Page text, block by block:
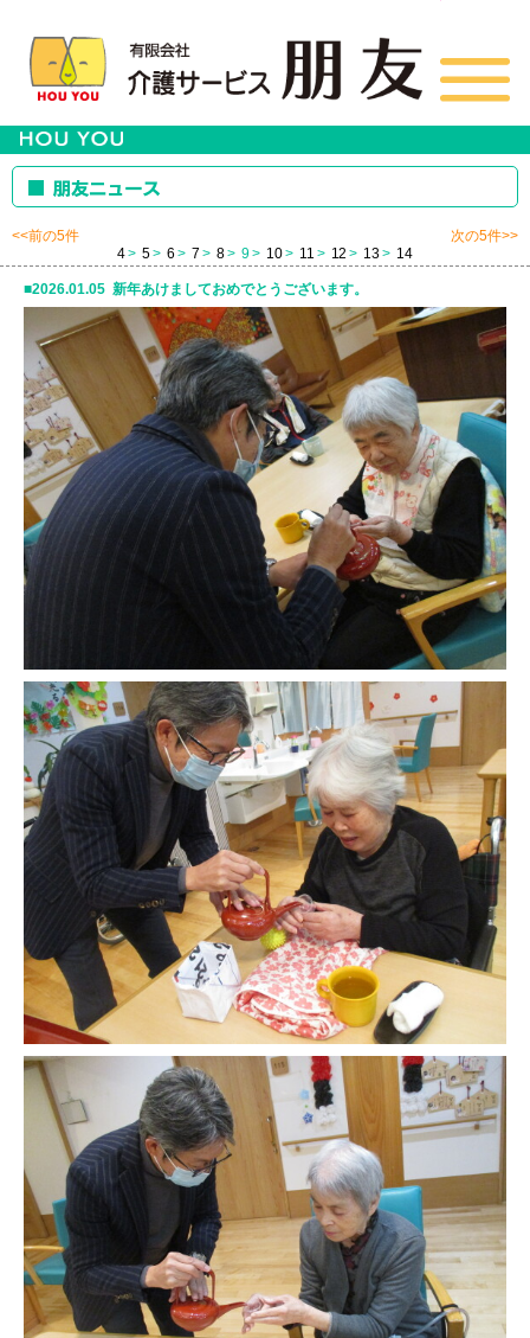
<<前の5件
4
5 6 7 8 9 10 11 12 13 14
次の5件>>
2026.01.05 新年あけましておめでとうございます。